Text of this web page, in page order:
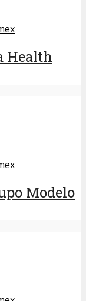
Health
Modelo